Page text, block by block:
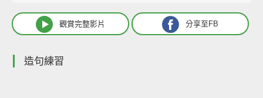
觀賞完整影片 分享至FB
造句練習